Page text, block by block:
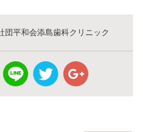
団平和会添島歯科クリニック